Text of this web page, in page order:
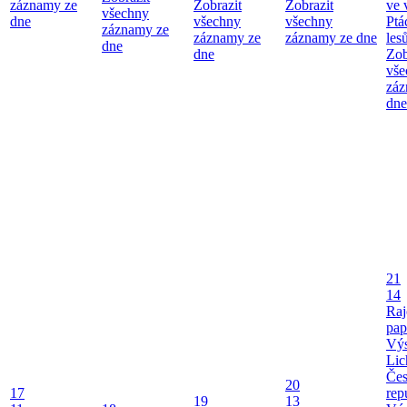
záznamy ze
dne
všechny
záznamy ze
dne
Zobrazit
všechny
záznamy ze
dne
Zobrazit
všechny
záznamy ze dne
ve
dne
17
19
20
13
21
14